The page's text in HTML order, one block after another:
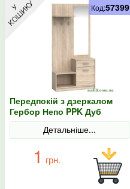
Передпокій з дзеркалом
Гербор Непо PPK Дуб
сонома
Детальніше...
1 грн.
Код:57399